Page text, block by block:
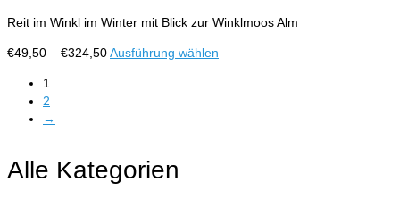
Die
können
Reit im Winkl im Winter mit Blick zur Winklmoos Alm
€49,50 – €324,50Preisspanne:
Ausführung wählen
1
2
→
Alle Kategorien